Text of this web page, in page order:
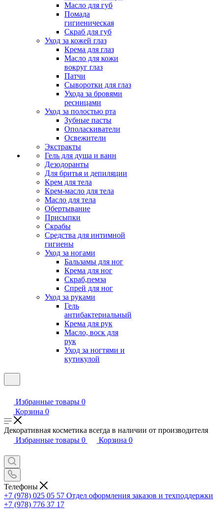
Масло для губ
Помада
гигиеническая
Скраб для губ
Уход за кожей глаз
Крема для глаз
Масло для кожи
вокруг глаз
Патчи
Сыворотки для глаз
Ухода за бровями
ресницами
Уход за полостью рта
Зубные пасты
Ополаскиватели
Освежители
Экстракты
Гель для душа и ванн
Дезодоранты
Для бритья и депиляции
Крем для тела
Крем-масло для тела
Масло для тела
Обертывание
Присыпки
Скрабы
Средства для интимной
гигиены
Уход за ногами
Бальзамы для ног
Крема для ног
Скраб,пемза
Спрей для ног
Уход за руками
Гель
антибактериальный
Крема для рук
Масло, воск для
рук
Уход за ногтями и
кутикулой
Избранные товары 0
Корзина 0
Декоративная косметика всегда в наличии от производителя
Избранные товары 0 Корзина 0
Телефоны
+7 (978) 025 05 57 Отдел оформления заказов и техподдержки
+7 (978) 776 37 17